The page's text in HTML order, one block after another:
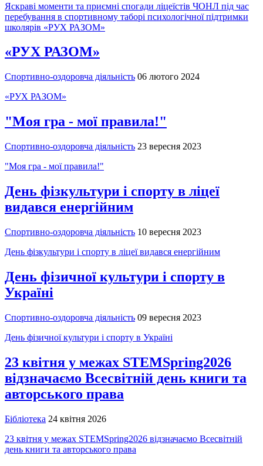
Яскраві моменти та приємні спогади ліцеїстів ЧОНЛ під час
перебування в спортивному таборі психологічної підтримки
школярів «РУХ РАЗОМ»
«РУХ РАЗОМ»
Спортивно-оздоровча діяльність 06 лютого 2024
«РУХ РАЗОМ»
"Моя гра - мої правила!"
Спортивно-оздоровча діяльність 23 вересня 2023
"Моя гра - мої правила!"
День фізкультури і спорту в ліцеї
видався енергійним
Спортивно-оздоровча діяльність 10 вересня 2023
День фізкультури і спорту в ліцеї видався енергійним
День фізичної культури і спорту в
Україні
Спортивно-оздоровча діяльність 09 вересня 2023
День фізичної культури і спорту в Україні
23 квітня у межах STEMSpring2026
відзначаємо Всесвітній день книги та
авторського права
Бібліотека 24 квітня 2026
23 квітня у межах STEMSpring2026 відзначаємо Всесвітній
день книги та авторського права